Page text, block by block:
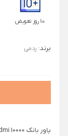
10 روز تعویض
برند: ردمی
پاور بانک 10000 Redmi مدل PB200LZM